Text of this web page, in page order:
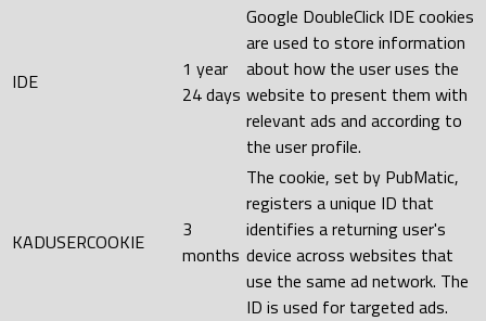
IDE
1 year
24 days
Google DoubleClick IDE cookies
are used to store information
about how the user uses the
website to present them with
relevant ads and according to
the user profile.
KADUSERCOOKIE
3
months
The cookie, set by PubMatic,
registers a unique ID that
identifies a returning user's
device across websites that
use the same ad network. The
ID is used for targeted ads.